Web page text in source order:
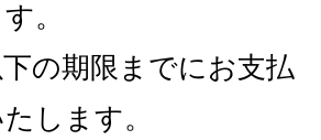
。
の期限までにお支払
します。